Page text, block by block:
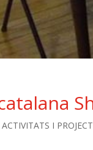
ACTIVITATS I